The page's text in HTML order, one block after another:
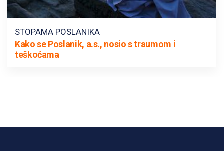
STOPAMA POSLANIKA
Kako se Poslanik, a.s., nosio s traumom i
teškoćama